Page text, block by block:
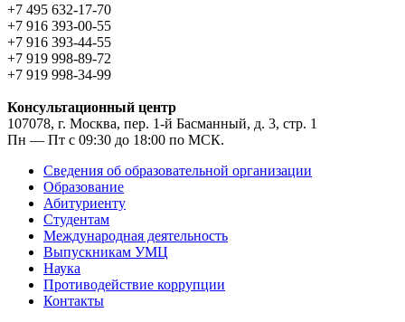
+7 495 632-17-70
+7 916 393-00-55
+7 916 393-44-55
+7 919 998-89-72
+7 919 998-34-99
Консультационный центр
107078, г. Москва, пер. 1-й Басманный, д. 3, стр. 1
Пн — Пт с 09:30 до 18:00 по МСК.
Сведения об образовательной организации
Образование
Абитуриенту
Студентам
Международная деятельность
Выпускникам УМЦ
Наука
Противодействие коррупции
Контакты